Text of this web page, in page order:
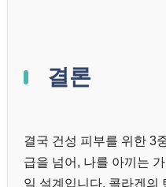
결론
결국 건성 피부를 위한 3
급을 넘어, 나를 아끼는
일 설계입니다. 콜라겐의